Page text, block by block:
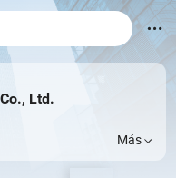
Ltd.
Más